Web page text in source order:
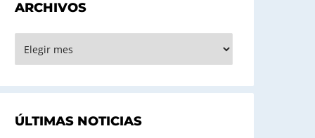
ARCHIVOS
ÚLTIMAS NOTICIAS